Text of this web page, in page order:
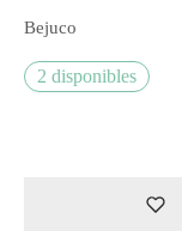
Bejuco
2 disponibles